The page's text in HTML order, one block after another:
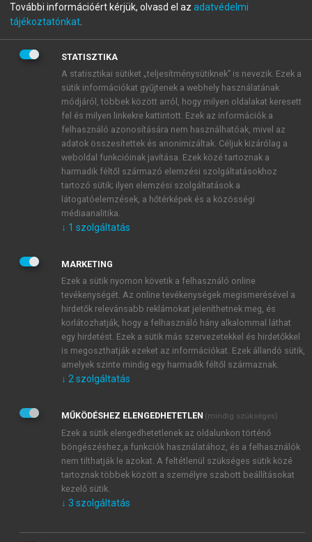
A regisztráció után apróbaidőszakautomatikusan
BELÉPÉS SAJÁT FIÓKKAL
ÚJ FIÓK LÉTREHOZÁSA
1 óra díjmentes hozzáférés
E-MAIL-CÍM
JELSZÓ
JELSZÓ ÚJRA
Kérek értesítést a MeRSZ újdonságairól, akcióiról.
Kérek értesítést az Akadémiai Kiadó Zrt. újdonságairól,
Adatkezelési tájékoztatóbanfoglaltakat tudomásul
veszem és elfogadom.
Általános vásárlási feltételeket, valamint a szotar.netés a
mersz.huoldalak licencszerződéseiben foglaltakat
tudomásul veszem és elfogadom.
KIPRÓBÁLOM
További információért kérjük, olvasd el az adatvédelmi
tájékoztatónkat
STATISZTIKA
A statisztikai sütiket „teljesítménysütiknek” is nevezik. Ezek a
sütik információkat gyűjtenek a webhely használatának
módjáról, többek között arról, hogy milyen oldalakat keresett
fel és milyen linkekre kattintott. Ezek az információk a
felhasználó azonosítására nem használhatóak, mivel az
adatok összesítettek és anonimizáltak. Céljuk kizárólag a
weboldal funkcióinak javítása. Ezek közé tartoznak a
harmadik féltől származó elemzési szolgáltatásokhoz
tartozó sütik; ilyen elemzési szolgáltatások a
látogatóelemzések, a hőtérképek és a közösségi
médiaanalitika.
↓ 1 szolgáltatás
MARKETING
Ezek a sütik nyomon követik a felhasználó online
tevékenységét. Az online tevékenységek megismerésével a
hirdetők relevánsabb reklámokat jeleníthetnek meg, és
korlátozhatják, hogy a felhasználó hány alkalommal láthat
egy hirdetést. Ezek a sütik más szervezetekkel és hirdetőkkel
is megoszthatják ezeket az információkat. Ezek állandó sütik,
amelyek szinte mindig egy harmadik féltől származnak.
↓ 2 szolgáltatás
MŰKÖDÉSHEZ ELENGEDHETETLEN (mindig szükséges)
Ezek a sütik elengedhetetlenek az oldalunkon történő
böngészéshez,a funkciók használatához, és a felhasználók
nem tilthatják le azokat. A feltétlenül szükséges sütik közé
tartoznak többek között a személyre szabott beállításokat
kezelő sütik.
↓ 3 szolgáltatás